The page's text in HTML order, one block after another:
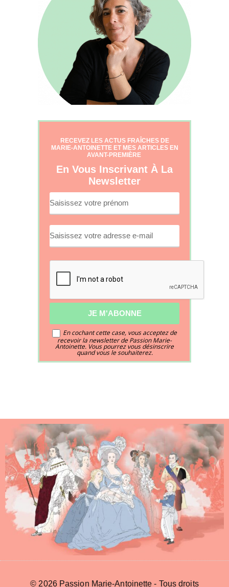
RECEVEZ LES ACTUS FRAÎCHES DE
MARIE-ANTOINETTE ET MES ARTICLES EN
AVANT-PREMIÈRE
En Vous Inscrivant À La
Newsletter
En cochant cette case, vous acceptez de
recevoir la newsletter de Passion Marie-
Antoinette. Vous pourrez vous désinscrire
quand vous le souhaiterez.
© 2026 Passion Marie-Antoinette - Tous droits